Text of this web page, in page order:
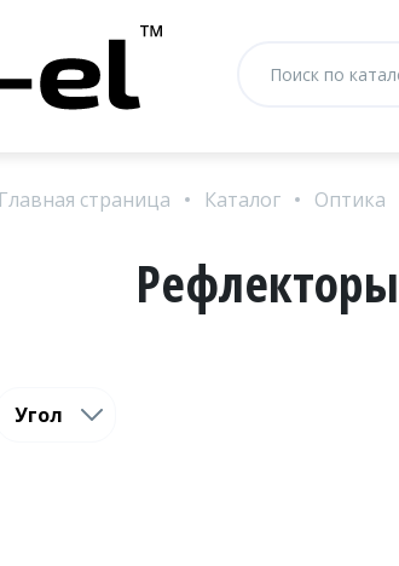
Главная страница Каталог Оптика
Рефлекторы
Угол